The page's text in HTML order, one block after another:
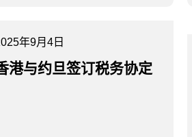
年9月4日
港与约旦签订税务协定